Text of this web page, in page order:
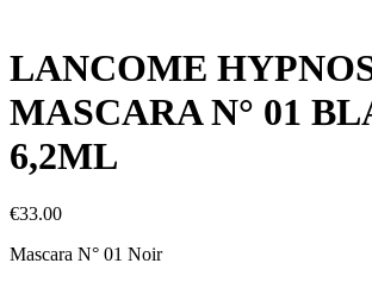
LANCOME
MASCARA N° 01
6,2ML
€33.00
Mascara N° 01 Noir